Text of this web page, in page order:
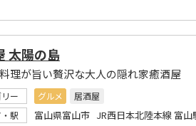
太陽の島
理が旨い贅沢な大人の隠れ家癒酒屋
ー グルメ
居酒屋
駅
富山県富山市 JR西日本北陸本線 富山